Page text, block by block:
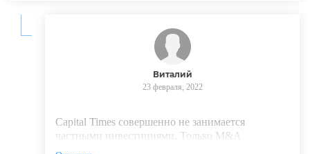
Виталий
23 февраля, 2022
Capital Times совершенно не занимается
частными инвестициями. Только M&A